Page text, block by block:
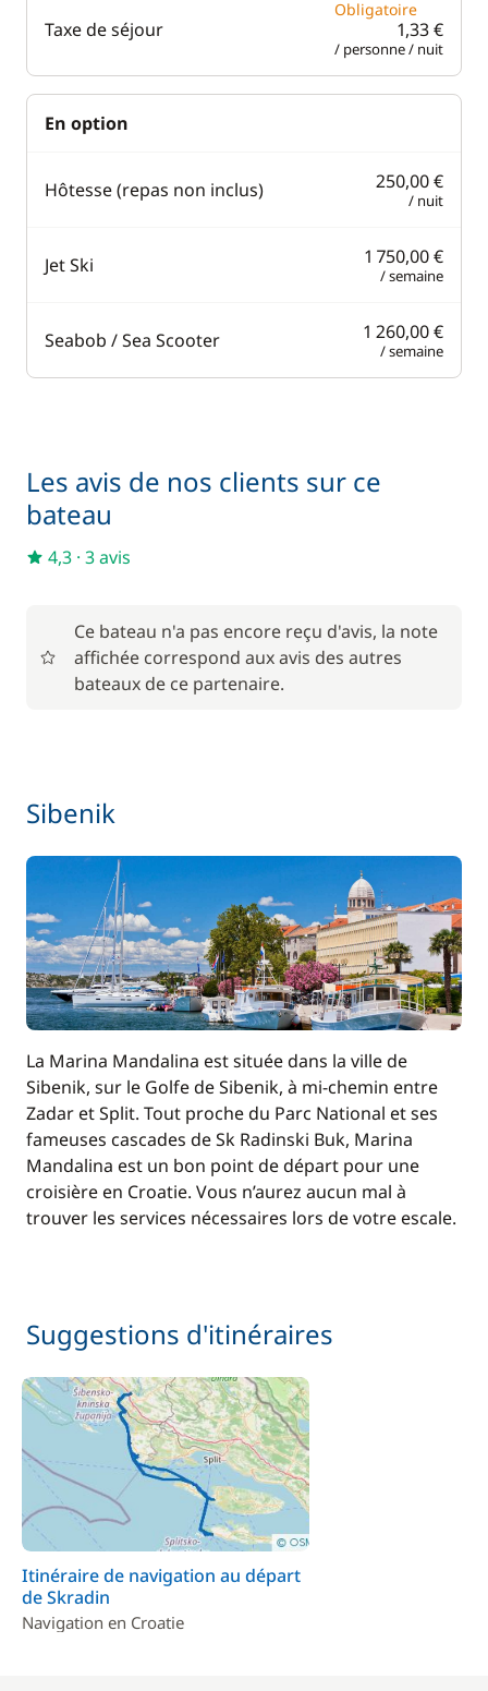
Taxe de séjour
Obligatoire
1,33 €
/ personne / nuit
En option
Hôtesse (repas non inclus) 250,00 €
/ nuit
Jet Ski 1 750,00 €
/ semaine
Seabob / Sea Scooter 1 260,00 €
/ semaine
Les avis de nos clients sur ce
bateau
4,3 · 3 avis
Ce bateau n'a pas encore reçu d'avis, la note
affichée correspond aux avis des autres
bateaux de ce partenaire.
Sibenik
La Marina Mandalina est située dans la ville de
Sibenik, sur le Golfe de Sibenik, à mi-chemin entre
Zadar et Split. Tout proche du Parc National et ses
fameuses cascades de Sk Radinski Buk, Marina
Mandalina est un bon point de départ pour une
croisière en Croatie. Vous n’aurez aucun mal à
trouver les services nécessaires lors de votre escale.
Suggestions d'itinéraires
Itinéraire de navigation au départ
de Skradin
Navigation en Croatie